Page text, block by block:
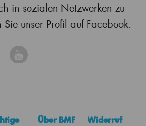
in sozialen Netzwerken zu
unser Profil auf Facebook.
Über BMF
Widerruf